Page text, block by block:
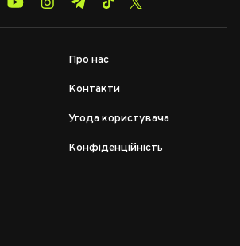
Про нас
Контакти
Угода користувача
Конфіденційність